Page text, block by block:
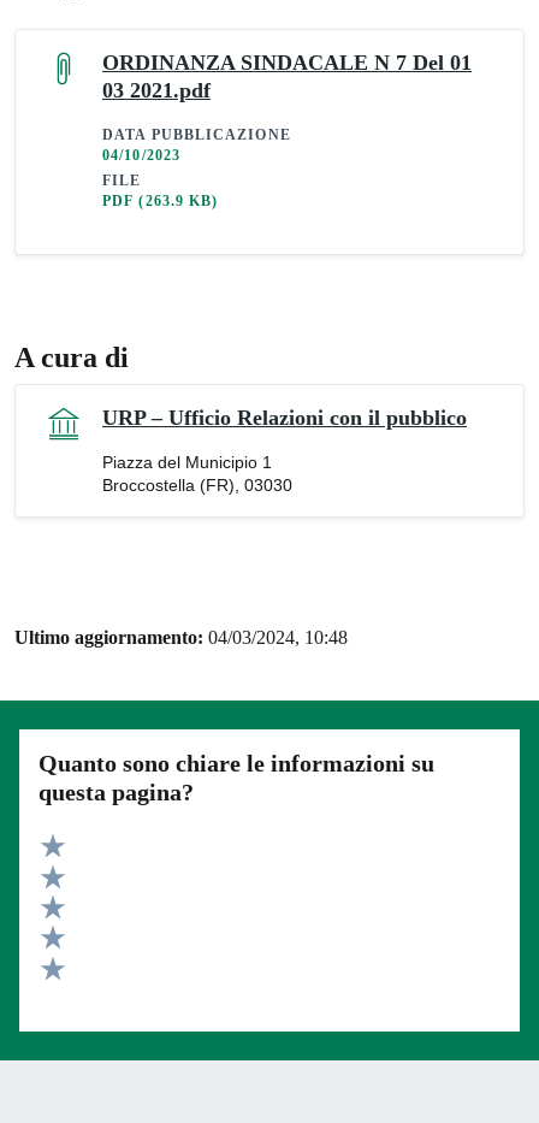
ORDINANZA SINDACALE N 7 Del 01
03 2021.pdf
DATA PUBBLICAZIONE
04/10/2023
FILE
PDF(263.9 KB)
A cura di
URP – Ufficio Relazioni con il pubblico
Piazza del Municipio 1
Broccostella (FR), 03030
Ultimo aggiornamento: 04/03/2024, 10:48
Quanto sono chiare le informazioni su
questa pagina?
Valuta 5 stelle su 5
Valuta 4 stelle su 5
Valuta 3 stelle su 5
Valuta 2 stelle su 5